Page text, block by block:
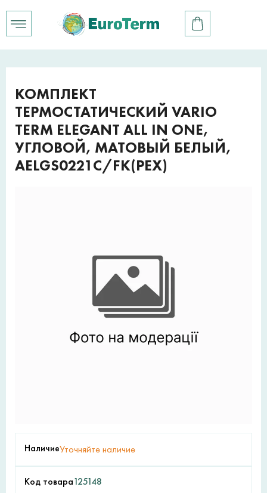
КОМПЛЕКТ
ТЕРМОСТАТИЧЕСКИЙ VARIO
TERM ELEGANT ALL IN ONE,
УГЛОВОЙ, МАТОВЫЙ БЕЛЫЙ,
AELGS0221C/FK(PEX)
НаличиеУточняйте наличие
Код товара125148